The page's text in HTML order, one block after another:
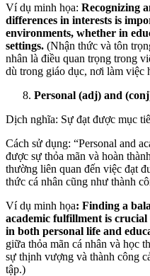
Ví dụ minh họa: Recognizing
differences in interests is
environments, whether in
settings. (Nhận thức và tôn
nhân là điều quan trọng trong
dù trong giáo dục, nơi làm việc
Personal (adj) and
Dịch nghĩa: Sự đạt được mục
Cách sử dụng: “Personal and
được sự thỏa mãn và hoàn
thường liên quan đến việc đạt
thức cá nhân cũng như thành
Ví dụ minh họa: Finding a
academic fulfillment is
in both personal life and
giữa thỏa mãn cá nhân và học
sự thịnh vượng và thành công
tập.)